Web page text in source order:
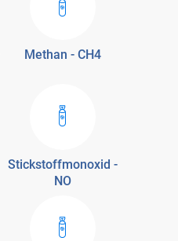
Methan - CH4
Stickstoffmonoxid -
NO